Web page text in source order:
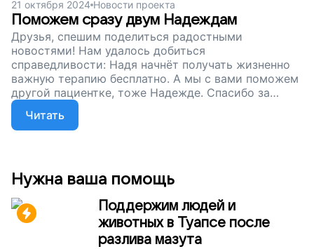
21 октября 2024 Новости проекта
Поможем сразу двум Надеждам
Друзья, спешим поделиться радостными
новостями! Нам удалось добиться
справедливости: Надя начнёт получать жизненно
важную терапию бесплатно. А мы с вами поможем
другой пациентке, тоже Надежде. Спасибо за
поддержку!
Читать
Нужна ваша помощь
Поддержим людей и
животных в Туапсе после
разлива мазута